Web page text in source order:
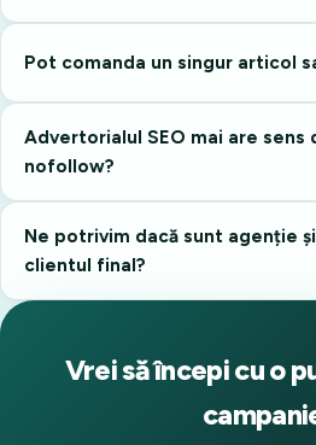
Pot comanda un singur articol
Advertorialul SEO mai are sens
nofollow?
Ne potrivim dacă sunt agenție
clientul final?
Vrei să începi cu o